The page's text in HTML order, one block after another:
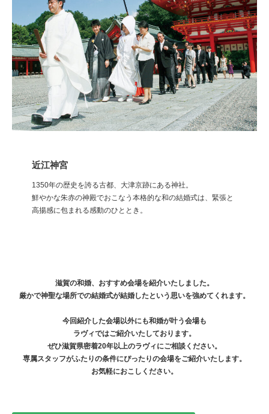
近江神宮
1350年の歴史を誇る古都、大津京跡にある神社。
鮮やかな朱赤の神殿でおこなう本格的な和の結婚式は、緊張と
高揚感に包まれる感動のひととき。
滋賀の和婚、おすすめ会場を紹介いたしました。
厳かで神聖な場所での結婚式が結婚したという思いを強めてくれます。
今回紹介した会場以外にも和婚が叶う会場も
ラヴィではご紹介いたしております。
ぜひ滋賀県密着20年以上のラヴィにご相談ください。
専属スタッフがふたりの条件にぴったりの会場をご紹介いたします。
お気軽におこしください。